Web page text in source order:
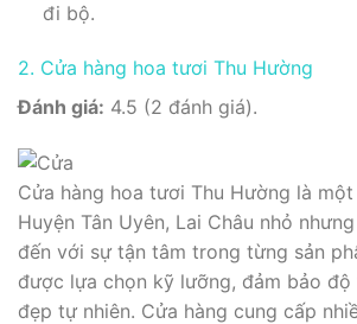
đi bộ.
2. Cửa hàng hoa tươi Thu Hường
Đánh giá: 4.5 (2 đánh giá).
Cửa hàng hoa tươi Thu Hường là
Huyện Tân Uyên, Lai Châu nhỏ
đến với sự tận tâm trong từng sản
được lựa chọn kỹ lưỡng, đảm bảo
đẹp tự nhiên. Cửa hàng cung cấp